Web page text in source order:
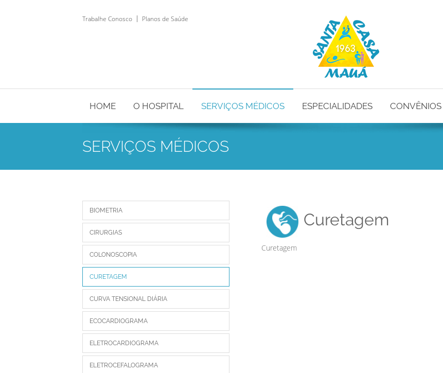
Trabalhe Conosco Planos de Saúde
HOME O HOSPITAL SERVIÇOS MÉDICOS ESPECIALIDADES CONVÊNIOS
SERVIÇOS MÉDICOS
BIOMETRIA
CIRURGIAS
COLONOSCOPIA
CURETAGEM
CURVA TENSIONAL DIÁRIA
ECOCARDIOGRAMA
ELETROCARDIOGRAMA
ELETROCEFALOGRAMA
Curetagem
Curetagem